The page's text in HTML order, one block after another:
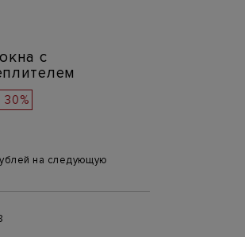
с
30%
на следующую